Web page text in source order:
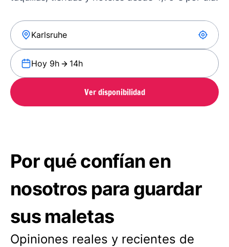
Hoy 9h 14h
Ver disponibilidad
Por qué confían en
nosotros para guardar
sus maletas
Opiniones reales y recientes de